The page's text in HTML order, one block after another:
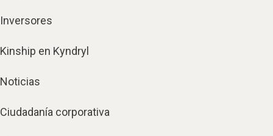
Inversores
Kinship en Kyndryl
Noticias
Ciudadanía corporativa